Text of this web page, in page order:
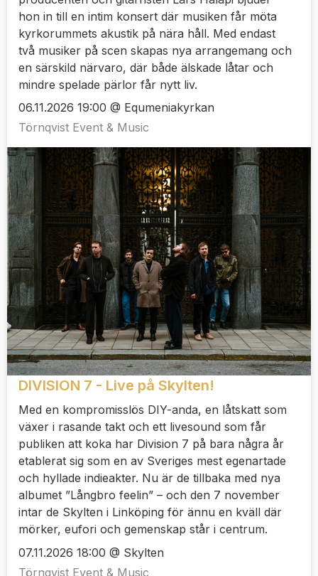
hon in till en intim konsert där musiken får möta
kyrkorummets akustik på nära håll. Med endast
två musiker på scen skapas nya arrangemang och
en särskild närvaro, där både älskade låtar och
mindre spelade pärlor får nytt liv.
06.11.2026 19:00 @ Equmeniakyrkan
Törnqvist Event & Music
DIVISION 7 - Live på Skylten!
Med en kompromisslös DIY-anda, en låtskatt som
växer i rasande takt och ett livesound som får
publiken att koka har Division 7 på bara några år
etablerat sig som en av Sveriges mest egenartade
och hyllade indieakter. Nu är de tillbaka med nya
albumet ”Långbro feelin” – och den 7 november
intar de Skylten i Linköping för ännu en kväll där
mörker, eufori och gemenskap står i centrum.
07.11.2026 18:00 @ Skylten
Törnqvist Event & Music